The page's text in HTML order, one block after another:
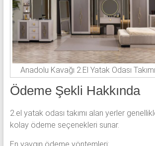
Anadolu Kavağı 2.El Yatak Odası
Ödeme Şekli Hakkında
2.el yatak odası takımı alan yerler
kolay ödeme seçenekleri sunar.